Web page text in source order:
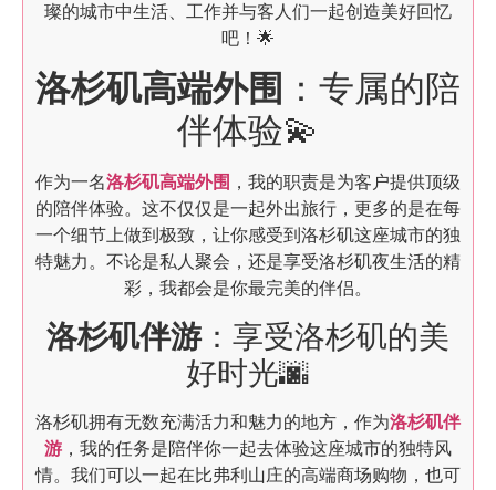
璨的城市中生活、工作并与客人们一起创造美好回忆
吧！🌟
洛杉矶高端外围 ：专属的陪
伴体验💫
作为一名洛杉矶高端外围 ，我的职责是为客户提供顶级
的陪伴体验。这不仅仅是一起外出旅行，更多的是在每
一个细节上做到极致，让你感受到洛杉矶这座城市的独
特魅力。不论是私人聚会，还是享受洛杉矶夜生活的精
彩，我都会是你最完美的伴侣。
洛杉矶伴游：享受洛杉矶的美
好时光🌆
洛杉矶拥有无数充满活力和魅力的地方，作为洛杉矶伴
游 ，我的任务是陪伴你一起去体验这座城市的独特风
情。我们可以一起在比弗利山庄的高端商场购物，也可